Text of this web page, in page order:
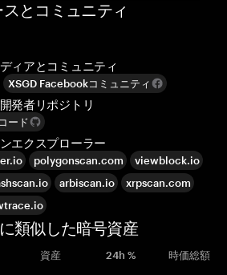
とコミュニティ
ィアとコミュニティ
XSGD Facebookコミュニティ
発者リポジトリ
ード
エクスプローラー
polygonscan.com
viewblock.io
arbiscan.io
xrpscan.com
類似した暗号資産
資産 24h % 時価総額